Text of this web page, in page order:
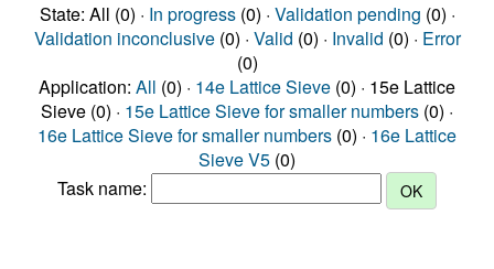
State: All (0) · In progress(0) · Validation pending (0) ·
Validation inconclusive(0) · Valid (0) · Invalid (0) · Error
(0)
Application: All (0) · 14e Lattice Sieve (0) · 15e Lattice
Sieve (0) · 15e Lattice Sieve for smaller numbers (0) ·
16e Lattice Sieve for smaller numbers (0) · 16e Lattice
Sieve V5 (0)
Task name: